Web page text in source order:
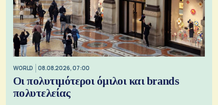
WORLD 08.08.2026, 07:00
Οι πολυτιμότεροι όμιλοι και brands
πολυτελείας